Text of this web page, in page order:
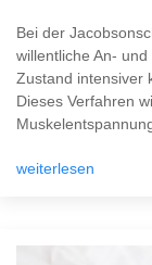
Bei der
willentliche An-
Zustand intensiver
Dieses Verfahren
weiterlesen